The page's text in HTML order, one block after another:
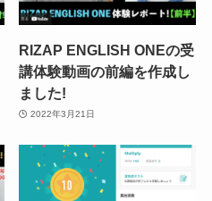
RIZAP ENGLISH ONEの受
講体験動画の前編を作成し
ました!
2022年3月21日